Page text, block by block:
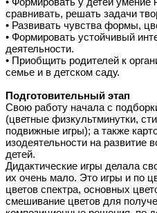
сравнивать, решать задачи
• Развивать чувства формы,
• Формировать устойчивый
деятельности.
• Приобщить родителей к
семье и в детском саду.
Подготовительный этап
Свою работу начала с
(цветные физкультминутки,
подвижные игры); а также
изодеятельности на развитие
детей.
Дидактические игры делала
их очень мало. Это игры и по
цветов спектра, основных
смешивание цветов для